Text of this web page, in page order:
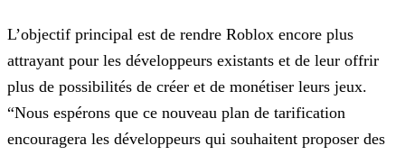
L’objectif principal est de rendre Roblox encore plus
attrayant pour les développeurs existants et de leur offrir
plus de possibilités de créer et de monétiser leurs jeux.
“Nous espérons que ce nouveau plan de tarification
encouragera les développeurs qui souhaitent proposer des